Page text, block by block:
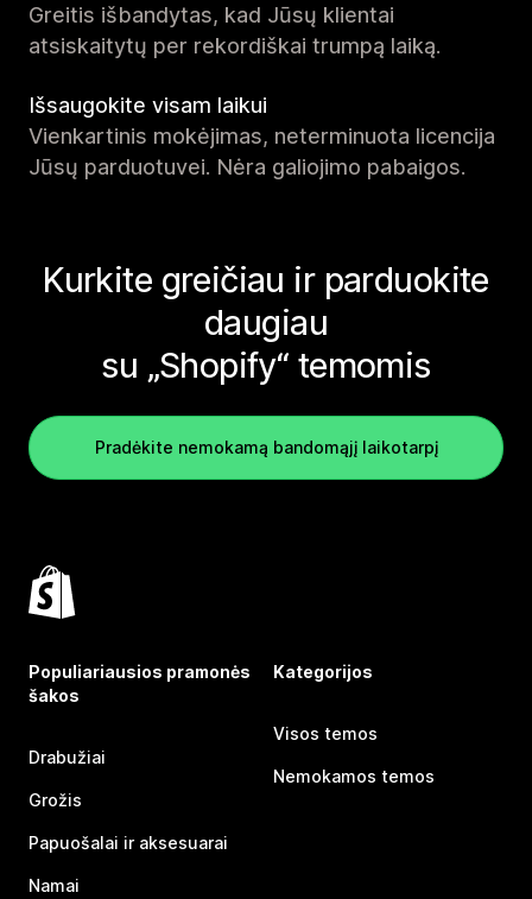
Greitis išbandytas, kad Jūsų klientai
atsiskaitytų per rekordiškai trumpą laiką.
Išsaugokite visam laikui
Vienkartinis mokėjimas, neterminuota licencija
Jūsų parduotuvei. Nėra galiojimo pabaigos.
Kurkite greičiau ir parduokite
daugiau
su „Shopify“ temomis
Pradėkite nemokamą bandomąjį laikotarpį
Populiariausios pramonės
šakos
Drabužiai
Grožis
Papuošalai ir aksesuarai
Namai
Kategorijos
Visos temos
Nemokamos temos